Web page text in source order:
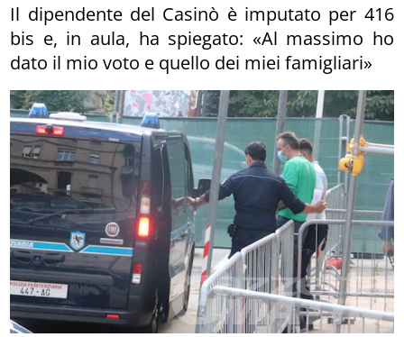
Il dipendente del Casinò è imputato per 416
bis e, in aula, ha spiegato: «Al massimo ho
dato il mio voto e quello dei miei famigliari»